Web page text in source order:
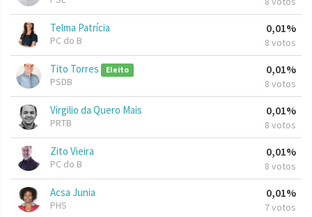
Telma Patrícia
PC do B
0,01%
8 votos
Tito Torres Eleito
PSDB
0,01%
8 votos
Virgilio da Quero Mais
PRTB
0,01%
8 votos
Zito Vieira
PC do B
0,01%
8 votos
Acsa Junia
PHS
0,01%
7 votos